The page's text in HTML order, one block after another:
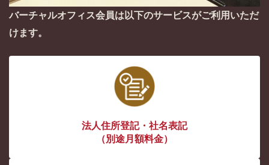
バーチャルオフィス会員は以下のサービスがご利用いただ
けます。
法人住所登記・社名表記
（別途月額料金）